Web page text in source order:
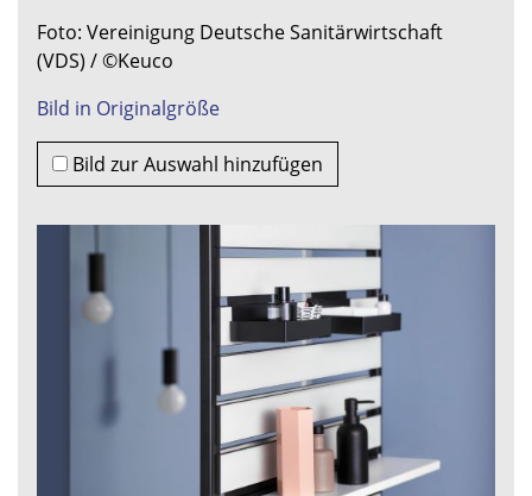
Foto: Vereinigung Deutsche Sanitärwirtschaft
(VDS) / ©Keuco
Bild in Originalgröße
Bild zur Auswahl hinzufügen